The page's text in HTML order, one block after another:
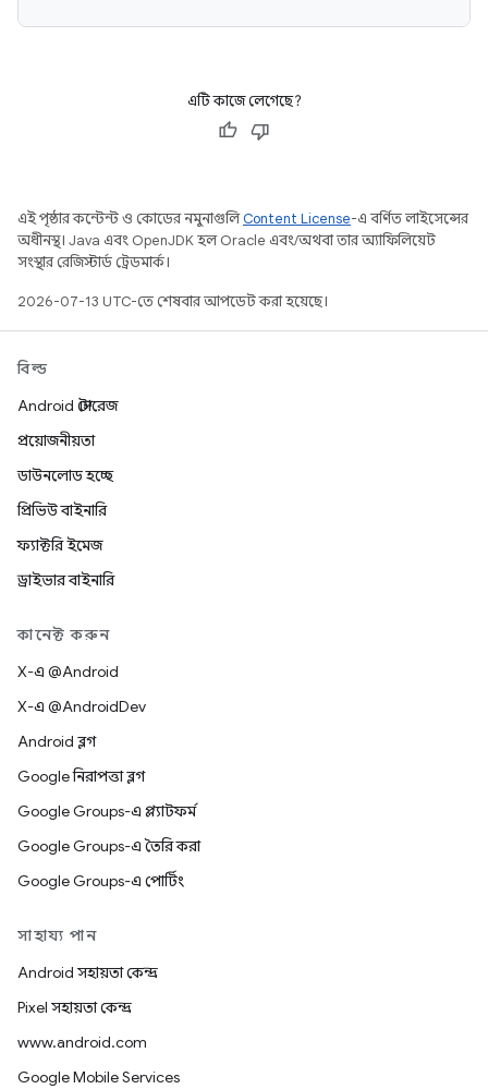
এটি কাজে লেগেছে?
এই পৃষ্ঠার কন্টেন্ট ও কোডের নমুনাগুলিContent License-এ বর্ণিত লাইসেন্সের
অধীনস্থ। Java এবং OpenJDK হল Oracle এবং/অথবা তার অ্যাফিলিয়েট
সংস্থার রেজিস্টার্ড ট্রেডমার্ক।
2026-07-13 UTC-তে শেষবার আপডেট করা হয়েছে।
বিল্ড
Android স্টোরেজ
প্রয়োজনীয়তা
ডাউনলোড হচ্ছে
প্রিভিউ বাইনারি
ফ্যাক্টরি ইমেজ
ড্রাইভার বাইনারি
কানেক্ট করুন
X-এ @Android
X-এ @AndroidDev
Android ব্লগ
Google নিরাপত্তা ব্লগ
Google Groups-এ প্ল্যাটফর্ম
Google Groups-এ তৈরি করা
Google Groups-এ পোর্টিং
সাহায্য পান
Android সহায়তা কেন্দ্র
Pixel সহায়তা কেন্দ্র
www.android.com
Google Mobile Services